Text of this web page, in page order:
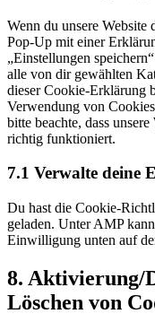
Wenn du unsere Website
Pop-Up mit einer
„Einstellungen
alle von dir gewählten
dieser Cookie-Erklärung
Verwendung von
bitte beachte, dass
richtig funktioniert.
7.1 Verwalte deine
Du hast die Cookie-
geladen. Unter AMP
Einwilligung unten auf
8. Aktivierung/
Löschen von